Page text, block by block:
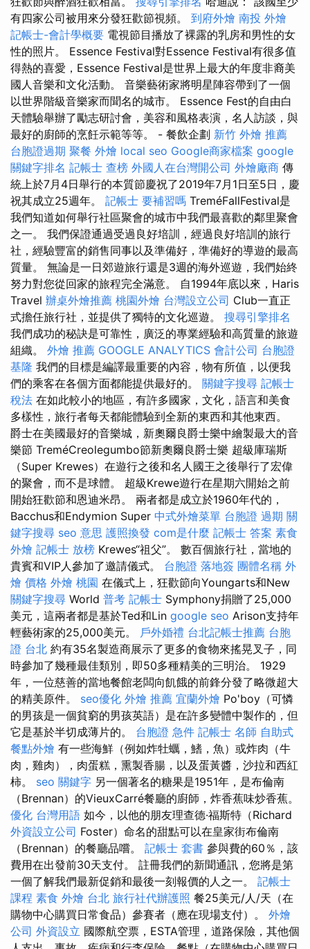
有四家公司被用來分發狂歡節視頻。 到府外燴 南投 外燴
記帳士-會計學概要 電視節目播放了裸露的乳房和男性的女
性的照片。 Essence Festival對Essence Festival有很多值
得熱的喜愛，Essence Festival是世界上最大的年度非裔美
國人音樂和文化活動。 音樂藝術家將明星陣容帶到了一個
以世界階級音樂家而聞名的城市。 Essence Fest的自由白
天體驗舉辦了勵志研討會，美容和風格表演，名人訪談，與
最好的廚師的烹飪示範等等。 - 餐飲企劃 新竹 外燴 推薦
台胞證過期 聚餐 外燴 local seo Google商家檔案 google
關鍵字排名 記帳士 查榜 外國人在台灣開公司 外燴廠商 傳
統上於7月4日舉行的本質節慶祝了2019年7月1日至5日，慶
祝其成立25週年。 記帳士 要補習嗎 TreméFallFestival是
我們知道如何舉行社區聚會的城市中我們最喜歡的鄰里聚會
之一。 我們保證通過受過良好培訓，經過良好培訓的旅行
社，經驗豐富的銷售同事以及準備好，準備好的導遊的最高
質量。 無論是一日郊遊旅行還是3週的海外巡遊，我們始終
努力對您從回家的旅程完全滿意。 自1994年底以來，Haris
Travel 辦桌外燴推薦 桃園外燴 台灣設立公司 Club一直正
式擔任旅行社，並提供了獨特的文化巡遊。 搜尋引擎排名
我們成功的秘訣是可靠性，廣泛的專業經驗和高質量的旅遊
組織。 外燴 推薦 GOOGLE ANALYTICS 會計公司 台胞證
基隆 我們的目標是編譯最重要的內容，物有所值，以便我
們的乘客在各個方面都能提供最好的。 關鍵字搜尋 記帳士
稅法 在如此較小的地區，有許多國家，文化，語言和美食
多樣性，旅行者每天都能體驗到全新的東西和其他東西。
爵士在美國最好的音樂城，新奧爾良爵士樂中繪製最大的音
樂節 TreméCreolegumbo節新奧爾良爵士樂 超級庫瑞斯
（Super Krewes）在遊行之後和名人國王之後舉行了宏偉
的聚會，而不是球體。 超級Krewe遊行在星期六開始之前
開始狂歡節和恩迪米昂。 兩者都是成立於1960年代的，
Bacchus和Endymion Super 中式外燴菜單 台胞證 過期 關
鍵字搜尋 seo 意思 護照換發 com是什麼 記帳士 答案 素食
外燴 記帳士 放榜 Krewes“祖父”。 數百個旅行社，當地的
貴賓和VIP人參加了邀請儀式。 台胞證 落地簽 團體名稱 外
燴 價格 外燴 桃園 在儀式上，狂歡節向Youngarts和New
關鍵字搜尋 World 普考 記帳士 Symphony捐贈了25,000
美元，這兩者都是基於Ted和Lin google seo Arison支持年
輕藝術家的25,000美元。 戶外婚禮 台北記帳士推薦 台胞
證 台北 約有35名製造商展示了更多的食物來搖晃叉子，同
時參加了幾種最佳類別，即50多種精美的三明治。 1929
年，一位慈善的當地餐館老闆向飢餓的前鋒分發了略微超大
的精美原件。 seo優化 外燴 推薦 宜蘭外燴 Po'boy（可憐
的男孩是一個貧窮的男孩英語）是在許多變體中製作的，但
它是基於半切成薄片的。 台胞證 急件 記帳士 名師 自助式
餐點外燴 有一些海鮮（例如炸牡蠣，鰭，魚）或炸肉（牛
肉，雞肉），肉蛋糕，熏製香腸，以及蛋黃醬，沙拉和西紅
柿。 seo 關鍵字 另一個著名的糖果是1951年，是布倫南
（Brennan）的VieuxCarré餐廳的廚師，炸香蕉味炒香蕉。
優化 台灣用語 如今，以他的朋友理查德·福斯特（Richard
外資設立公司 Foster）命名的甜點可以在皇家街布倫南
（Brennan）的餐廳品嚐。 記帳士 套書 參與費的60％，該
費用在出發前30天支付。 註冊我們的新聞通訊，您將是第
一個了解我們最新促銷和最後一刻報價的人之一。 記帳士
課程 素食 外燴 台北 旅行社代辦護照 餐25美元/人/天（在
購物中心購買日常食品）參賽者（應在現場支付）。 外燴
公司 外資設立 國際航空票，ESTA管理，道路保險，其他個